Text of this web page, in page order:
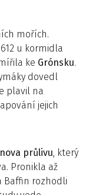
mořích.
u kormidla
ke Grónsku.
dovedl
plavil na
jejich
průlivu, který
Pronikla až
Baffin rozhodli